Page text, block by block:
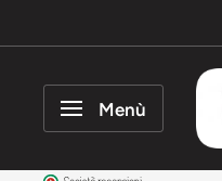
al
Menù